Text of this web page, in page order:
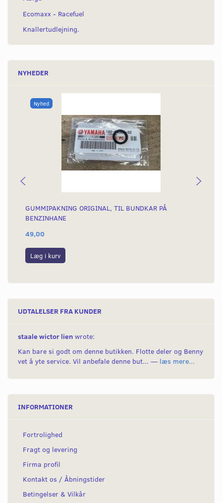
Ecomaxx - Racefuel
Knallertudlejning.
NYHEDER
Nyhed
GUMMIPAKNING ORIGINAL, TIL BUNDKAR PÅ
BENZINHANE
49,00
Læg i kurv
UDTALELSER FRA KUNDER
staale wictor lien wrote:
Kan bare si godt om denne butikken. Flotte deler og Benny
vet å yte service. Vil anbefale denne but... — læs mere...
INFORMATIONER
Fortrolighed
Fragt og levering
Firma profil
Kontakt os / Åbningstider
Betingelser & Vilkår